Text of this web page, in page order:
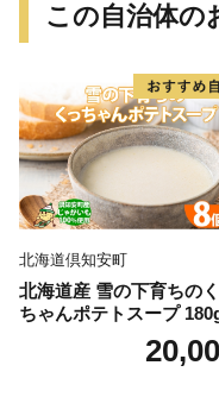
この自治体の
北海道倶知安町
北海道産 雪の下育ちの
ちゃんポテトスープ
個 小分け 個包装 レトル
ープ ポタージュ じゃが